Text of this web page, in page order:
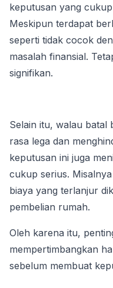
keputusan yang
Meskipun terdapat
seperti tidak cocok
masalah finansial.
signifikan.
Selain itu, walau batal
rasa lega dan
keputusan ini juga
cukup serius.
biaya yang terlanjur
pembelian rumah.
Oleh karena itu,
mempertimbangkan
sebelum membuat